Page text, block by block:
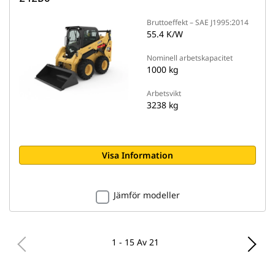
Bruttoeffekt – SAE J1995:2014
55.4 K/W
Nominell arbetskapacitet
1000 kg
Arbetsvikt
3238 kg
Visa Information
Jämför modeller
1 - 15 Av 21